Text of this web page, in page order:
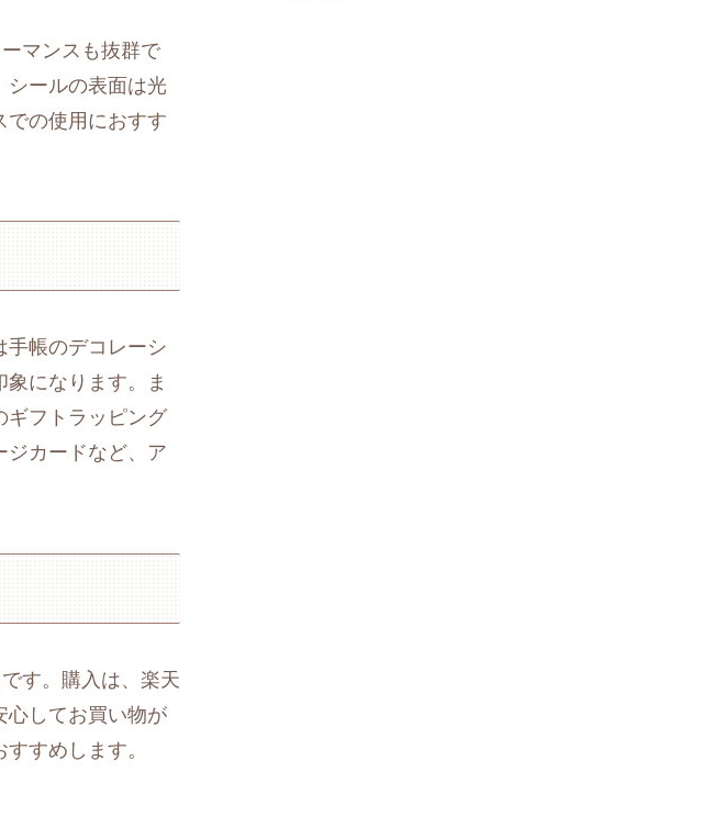
マンスも抜群で
シールの表面は光
での使用におすす
手帳のデコレーシ
になります。ま
ギフトラッピング
ジカードなど、ア
す。購入は、楽天
心してお買い物が
すめします。